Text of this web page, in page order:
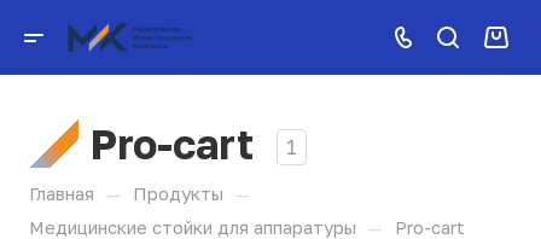
Pro-cart 1
Главная — Продукты —
Медицинские стойки для аппаратуры — Pro-cart